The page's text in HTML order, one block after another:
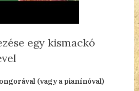
egy kismackó
A
(vagy a pianínóval)